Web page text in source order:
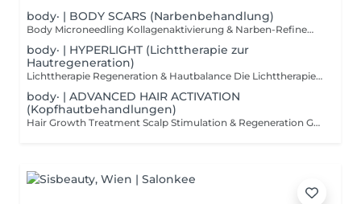
body· | BODY SCARS (Narbenbehandlung)
Body Microneedling Kollagenaktivierung & Narben-Refinement Microneedling kann auch gezielt im Bereich des Körpers eingesetzt werden, um die Hautstruktur zu verbessern und narbenhaltiges Gewebe sichtbar zu verfeinern. Durch präzise Mikroimpulse wird die natürliche Kollagenbildung angeregt, wodurch der Wiederaufbau der Haut unterstützt und das Gewebe langfristig gestärkt werden kann. Die Behandlung eignet sich für verschiedene Körperareale (ausgenommen Gesicht und Hals) und wird individuell auf den jeweiligen Hautzustand abgestimmt. Ziel ist es, die Hautstruktur zu glätten, Spannkraft zu fördern und das Erscheinungsbild von Narben nachhaltig zu verbessern. Geeignet bei Dehnungsstreifen Akne-Narben am Rücken OP-Narben Narbengewebe unterschiedlicher Art ausgenommen Keloidnarben Ablauf & Hinweis Behandlung pro Hautareal individuelle Vorbesprechung erforderlich persönliche Einschätzung und Therapieplanung vor Ort Wichtig Da jede Haut und jedes Narbenbild unterschiedlich ist, empfehlen wir eine ausführliche Beratung im Studio. So können alle Möglichkeiten individuell besprochen und das passende Behandlungskonzept erstellt werden. Ergebnis Eine sichtbar verfeinerte Hautstruktur und ein harmonischeres Hautbild durch gezielte Kollagenaktivierung.
body· | HYPERLIGHT (Lichttherapie zur
Hautregeneration)
Lichttherapie Regeneration & Hautbalance Die Lichttherapie ist eine zertifizierte Methode zur Unterstützung der natürlichen Hautregeneration. Durch hyperpolarisiertes Licht werden hauteigene Prozesse aktiviert, die Regeneration gefördert und die Haut in ihrer Schutzfunktion gestärkt. Gleichzeitig kann die Aufnahmefähigkeit der Haut verbessert werden, sodass Pflegewirkstoffe ihre Wirkung optimal entfalten können. Die Behandlung arbeitet sanft, nicht invasiv und eignet sich ideal als ergänzender Baustein innerhalb verschiedener Treatments oder als gezielte Unterstützung bei bestimmten Hautzuständen. Wirkung & Einsatzbereiche Das hyperpolarisierte Licht kann unterstützend wirken bei: Akne und unreiner Haut Rosazea Ekzemen Schuppenflechte atopischer Dermatitis Herpes-bedingten Hautirritationen Vorteile Aktivierung der natürlichen Regenerationsprozesse Unterstützung der Hautbalance beruhigende Wirkung auf gestresste Haut ideale Ergänzung zu vielen Gesichtsbehandlungen sanfte, nicht invasive Anwendung Besonderheit Die Technologie ist patentiert, klinisch getestet und zertifiziert eine moderne Verbindung aus Hautpflege, Regeneration und Wohlbefinden. Ergebnis Die Haut wirkt beruhigt, gestärkt und ausgeglichener mit verbesserter Regenerationsfähigkeit und sichtbar mehr Balance.
body· | ADVANCED HAIR ACTIVATION
(Kopfhautbehandlungen)
Hair Growth Treatment Scalp Stimulation & Regeneration Gezielte Kopfhautbehandlungen können einen wichtigen Beitrag zu kräftigerem, vitalerem Haar leisten. Dieses Hair Growth Treatment kombiniert ausgewählte Wirkstoffformeln mit Microneedling-Technologie, um die Kopfhaut zu stimulieren, die Mikrozirkulation zu aktivieren und die natürlichen Voraussetzungen für gesundes Haarwachstum zu unterstützen. Durch die feinen Mikroimpulse werden hochspezifische Wirkstoffe gezielt in die Kopfhaut eingearbeitet. Dadurch kann die Versorgung der Haarwurzeln verbessert und die Kopfhaut in ihrer Regeneration unterstützt werden ideal bei dünner werdendem Haar oder nachlassender Haardichte. Ablauf der Behandlung Vorbereitung und Reinigung der Kopfhaut Einarbeitung der Wirkstoffe mittels Microneedling beruhigende Abschlusspflege Wirkung & Vorteile gezielte Stimulation der Kopfhaut Unterstützung der Haarwurzelaktivität Förderung der Mikrozirkulation Unterstützung eines gesunden Haarwachstums Stärkung der Kopfhautbalance Ergebnis Eine aktivierte, gepflegte Kopfhaut und optimale Voraussetzungen für kräftigeres, gesünder wirkendes Haar.